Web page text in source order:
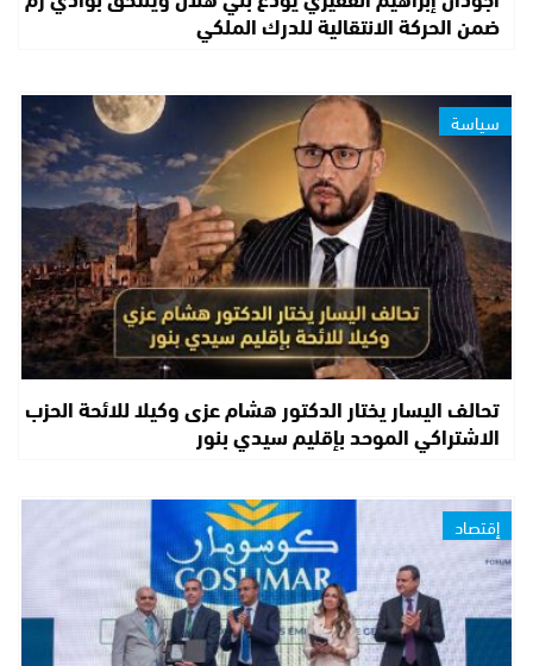
ضمن الحركة الانتقالية للدرك الملكي
سياسة
تحالف اليسار يختار الدكتور هشام عزى وكيلا للائحة الحزب
الاشتراكي الموحد بإقليم سيدي بنور
إقتصاد